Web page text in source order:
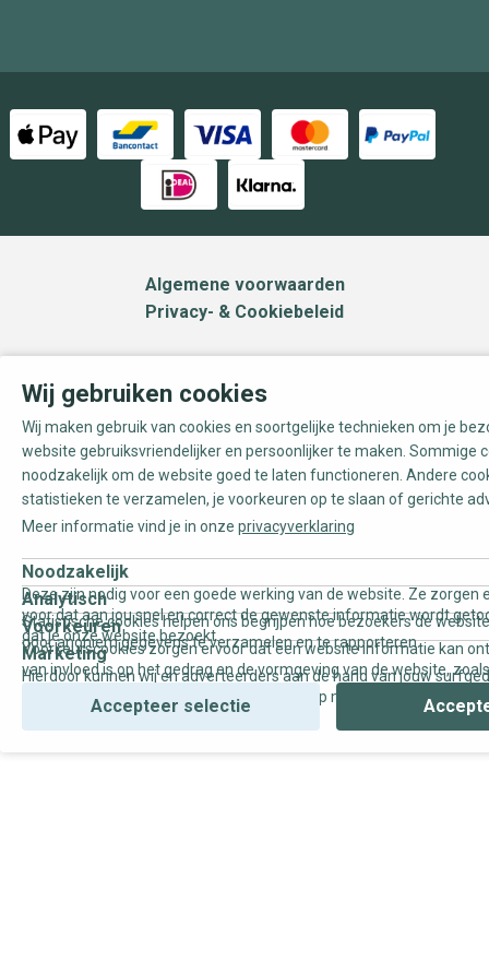
Algemene voorwaarden
Privacy- & Cookiebeleid
Wij gebruiken cookies
Wij maken gebruik van cookies en soortgelijke technieken om je
website gebruiksvriendelijker en persoonlijker te maken. Sommige
noodzakelijk om de website goed te laten functioneren. Andere
statistieken te verzamelen, je voorkeuren op te slaan of gerichte
Meer informatie vind je in onze privacyverklaring
Noodzakelijk
Deze zijn nodig voor een goede werking van de website. Ze zorgen
voor dat aan jou snel en correct de gewenste informatie wordt
dat je onze website bezoekt.
Analytisch
Statistische cookies helpen ons begrijpen hoe bezoekers de
door anoniem gegevens te verzamelen en te rapporteren.
Voorkeuren
Voorkeurscookies zorgen ervoor dat een website informatie kan
van invloed is op het gedrag en de vormgeving van de website,
Marketing
Hierdoor kunnen wij en adverteerders aan de hand van jouw
gepersonaliseerde online advertenties en op maat gemaakte
Accepteer selectie